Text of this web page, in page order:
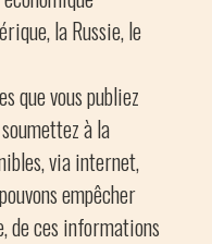
la Russie, le
que vous publiez
à la
via internet,
empêcher
de ces informations